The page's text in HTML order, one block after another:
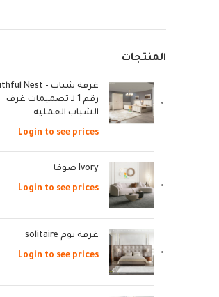
المنتجات
رقم 1 لـ تصميمات غرف
الشباب العمليه
Login to see prices
Ivory صوفا
Login to see prices
غرفة نوم solitaire
Login to see prices